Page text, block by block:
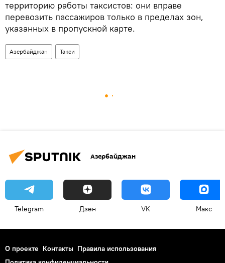
территорию работы таксистов: они вправе
перевозить пассажиров только в пределах зон,
указанных в пропускной карте.
Азербайджан Такси
Азербайджан
Telegram Дзен VK Макс
О проекте Контакты Правила использования